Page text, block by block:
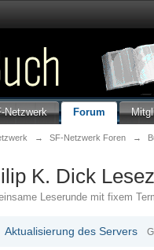
Netzwerk Forum
→ SF-Netzwerk Foren →
K. Dick
Leserunde mit fixem
Aktualisierung des Servers